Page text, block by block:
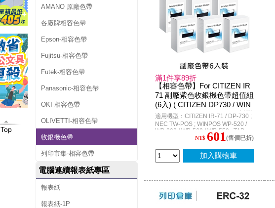
Top
AMANO 原廠色帶
各廠牌相容色帶
Epson-相容色帶
Fujitsu-相容色帶
Futek-相容色帶
Panasonic-相容色帶
OKI-相容色帶
OLIVETTI-相容色帶
收銀機色帶
列印市集-相容色帶
電腦連續報表紙專區
報表紙
報表紙-1P
滿1件享89折
【相容色帶】For CITIZEN IR
71 副廠紫色收銀機色帶超值組
(6入) ( CITIZEN DP730 / WIN
POS WP520 / TAP6688 / 創群
2100 )
適用機型：CITIZEN IR-71 / DP-730 ;
NEC TW-POS ; WINPOS WP-520 /
WP-200 / WP-560 / WP-550 ; TAP-
6688 ; 創群 2100NT$ 601(售價已折)
加入購物車